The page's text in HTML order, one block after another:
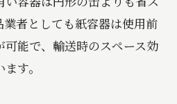
者としても紙容器は使用前
能で、輸送時のスペース効
す。